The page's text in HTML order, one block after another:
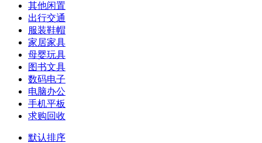
其他闲置
出行交通
服装鞋帽
家居家具
母婴玩具
图书文具
数码电子
电脑办公
手机平板
求购回收
默认排序